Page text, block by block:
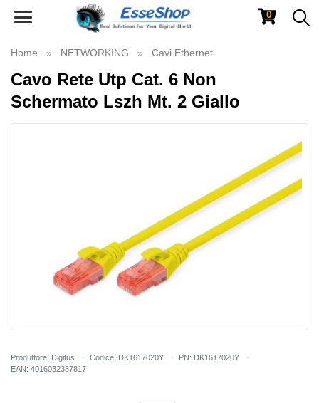
Toggle
0
Home NETWORKING Cavi Ethernet
Cavo Rete Utp Cat. 6 Non
Schermato Lszh Mt. 2 Giallo
Produttore: Digitus Codice: DK1617020Y
PN: DK1617020Y
EAN: 4016032387817